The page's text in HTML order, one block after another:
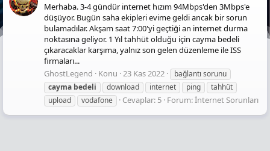
Merhaba. 3-4 gündür internet hızım 94Mbps'den 3Mbps'e
düşüyor. Bugün saha ekipleri evime geldi ancak bir sorun
bulamadılar. Akşam saat 7:00'yi geçtiği an internet durma
noktasına geliyor. 1 Yıl tahhüt olduğu için cayma bedeli
çıkaracaklar karşıma, yalnız son gelen düzenleme ile ISS
firmaları...
GhostLegend
Konu 23 Kas 2022
bağlantı sorunu
cayma bedeli download internet ping
tahhüt
upload
vodafone Cevaplar: 5 Forum:İnternet Sorunları